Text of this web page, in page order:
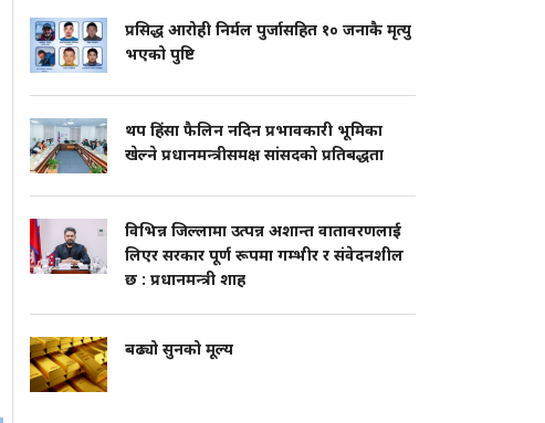
प्रसिद्ध आरोही निर्मल पुर्जासहित १० जनाकै मृत्यु
भएको पुष्टि
थप हिंसा फैलिन नदिन प्रभावकारी भूमिका
खेल्ने प्रधानमन्त्रीसमक्ष सांसदको प्रतिबद्धता
विभिन्न जिल्लामा उत्पन्न अशान्त वातावरणलाई
लिएर सरकार पूर्ण रूपमा गम्भीर र संवेदनशील
छ : प्रधानमन्त्री शाह
बढ्यो सुनको मूल्य